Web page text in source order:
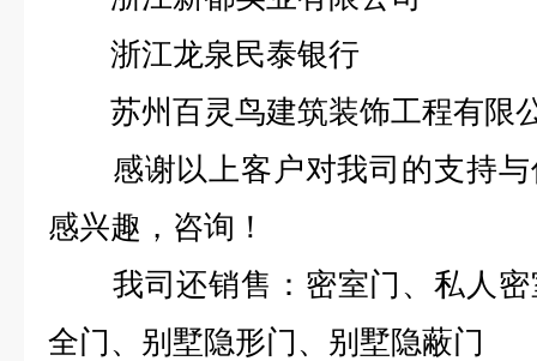
浙江龙泉民泰银行
苏州百灵鸟建筑装饰工程有限
感谢以上客户对我司的支持与
感兴趣，咨询！
我司还销售： 密室门 、私人
全门、 别墅隐形门、 别墅隐蔽门